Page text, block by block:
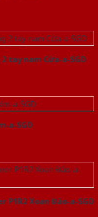
tay nam Cửa-a-SGD
a-SGD
P1R2 Xoan Đào-a-SGD